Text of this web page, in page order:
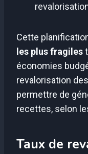
Cette
les plus fragiles
économies
revalorisation
permettre de
recettes, selon
Taux de